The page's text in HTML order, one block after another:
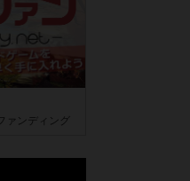
ァンディング